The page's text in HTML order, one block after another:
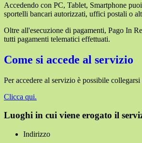
Accedendo con PC, Tablet, Smartphone
sportelli bancari autorizzati, uffici postali o
Oltre all'esecuzione di pagamenti, Pago In
tutti pagamenti telematici effettuati.
Come si accede al servizio
Per accedere al servizio è possibile
Clicca qui.
Luoghi in cui viene erogato il
Indirizzo